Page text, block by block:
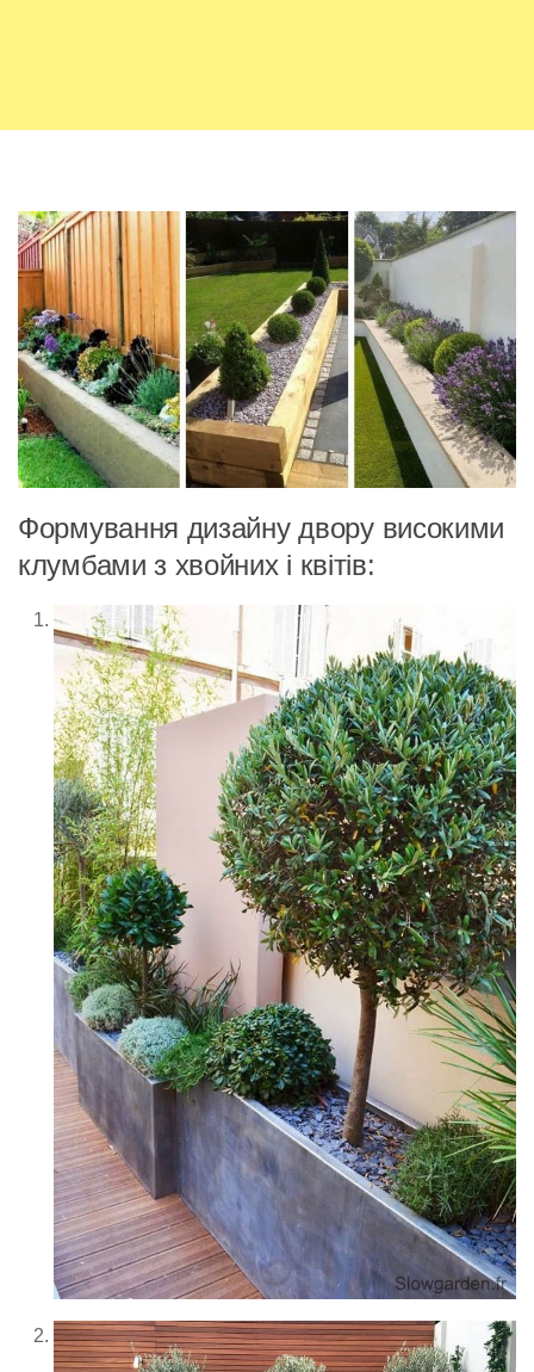
Формування дизайну двору високими
клумбами з хвойних і квітів: